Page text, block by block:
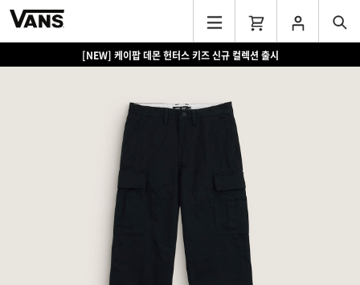
[NEW] 케이팝 데몬 헌터스 키즈 신규 컬렉션 출시
[EVENT] 15만원 이상 구매 시 쿨러백 증정